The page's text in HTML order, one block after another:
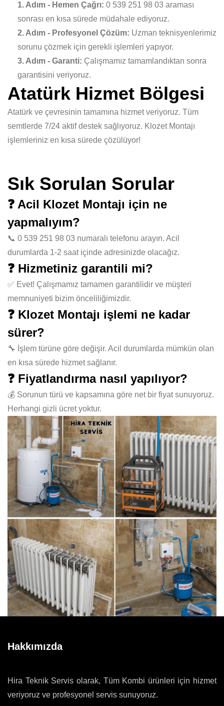
1. Adım - Hemen Çağrı: 0 539 251 98 03 araması
sonrası en kısa sürede müdahale ediyoruz.
2. Adım - Profesyonel Çözüm: Uzman teknisyenlerimiz
sorunu çözmek için gerekli işlemleri yapıyor.
3. Adım - Garanti: Çalışmamız tamamlandıktan sonra
garantisini veriyoruz.
Atatürk Hizmet Bölgesi
Atatürk ve çevresinin tamamına hizmet veriyoruz. Tüm
semtlerde 7/24 aktif destek sağlıyoruz. Klozet Montajı
işlemleriniz en kısa sürede çözülüyor!
Sık Sorulan Sorular
❓ Acil Klozet Montajı için ne
yapmalıyım?
📞 0 539 251 98 03 numaralı telefonu arayın. Acil
durumlarda 1-2 saat içinde adresinizde olacağız.
❓ Hizmetiniz garantili mi?
✅ Evet! Çalışmamız tamamen garantilidir ve müşteri
memnuniyeti bizim önceliliğimizdir.
❓ Klozet Montajı işlemi ne kadar
sürer?
🔧 İşlem türüne göre değişir. Acil durumlarda mümkün olan
en kısa sürede hizmet sağlanır.
❓ Fiyatlandırma nasıl yapılıyor?
💰 Sorunun türü ve kapsamına göre net bir fiyat sunuyoruz.
Herhangi gizli ücret yoktur.
Hakkımızda
Hira Teknik Servis olarak, Tüm Kombi ürünleri için hizmet
veriyoruz ve profesyonel servis sunuyoruz.